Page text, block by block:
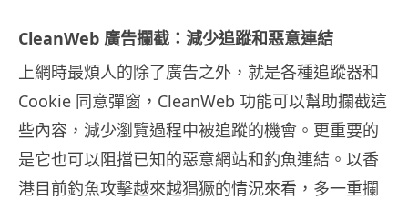
CleanWeb 廣告攔截：減少追蹤和惡意連結
上網時最煩人的除了廣告之外，就是各種追蹤器和
Cookie 同意彈窗，CleanWeb 功能可以幫助攔截這
些內容，減少瀏覽過程中被追蹤的機會。更重要的
是它也可以阻擋已知的惡意網站和釣魚連結。以香
港目前釣魚攻擊越來越猖獗的情況來看，多一重攔